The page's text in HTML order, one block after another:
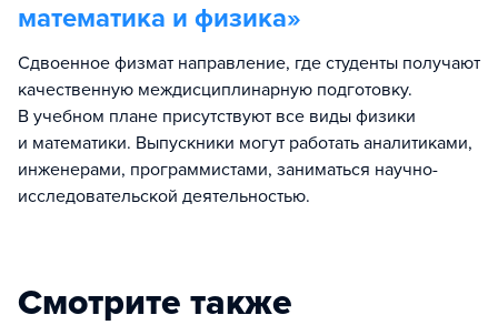
математика и физика»
Сдвоенное физмат направление, где студенты получают
качественную междисциплинарную подготовку.
В учебном плане присутствуют все виды физики
и математики. Выпускники могут работать аналитиками,
инженерами, программистами, заниматься научно-
исследовательской деятельностью.
Смотрите также